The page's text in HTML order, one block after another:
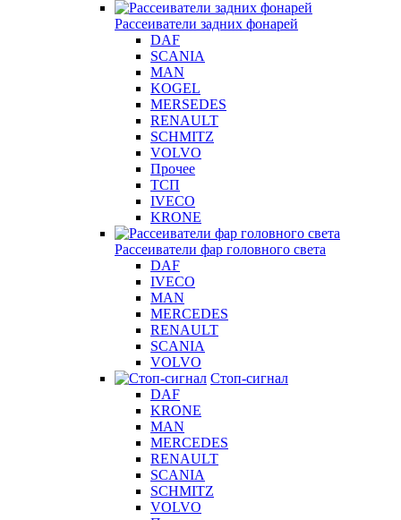
Рассеиватели задних фонарей
DAF
SCANIA
MAN
KOGEL
MERSEDES
RENAULT
SCHMITZ
VOLVO
Прочее
ТСП
IVECO
KRONE
Рассеиватели фар головного света
DAF
IVECO
MAN
MERCEDES
RENAULT
SCANIA
VOLVO
Стоп-сигнал
DAF
KRONE
MAN
MERCEDES
RENAULT
SCANIA
SCHMITZ
VOLVO